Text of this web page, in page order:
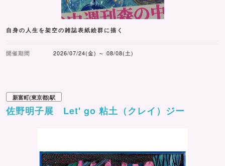
自身の人生を架空の雑誌表紙絵群に描く
開催期間 2026/07/24(金) ～ 08/08(土)
新富町(東京都)駅
佐野明子展 Let' go 粘土（クレイ）ジー